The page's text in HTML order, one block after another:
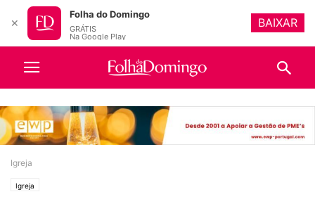
Igreja
Igreja
✕
Folha do Domingo
GRÁTIS
Na Google Play
BAIXAR